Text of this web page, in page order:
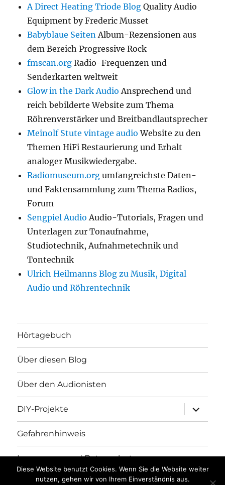
A Direct Heating Triode Blog Quality Audio
Equipment by Frederic Musset
Babyblaue Seiten Album-Rezensionen aus
dem Bereich Progressive Rock
fmscan.org Radio-Frequenzen und
Senderkarten weltweit
Glow in the Dark Audio Ansprechend und
reich bebilderte Website zum Thema
Röhrenverstärker und Breitbandlautsprecher
Meinolf Stute vintage audio Website zu den
Themen HiFi Restaurierung und Erhalt
analoger Musikwiedergabe.
Radiomuseum.org umfangreichste Daten-
und Faktensammlung zum Thema Radios,
Forum
Sengpiel Audio Audio-Tutorials, Fragen und
Unterlagen zur Tonaufnahme,
Studiotechnik, Aufnahmetechnik und
Tontechnik
Ulrich Heilmanns Blog zu Musik, Digital
Audio und Röhrentechnik
Hörtagebuch
Über diesen Blog
Über den Audionisten
DIY-Projekte
öffnen
Gefahrenhinweis
Impressum und Datenschutz
Diese Website benutzt Cookies. Wenn Sie die Website weiter
nutzen, gehen wir von Ihrem Einverständnis aus.